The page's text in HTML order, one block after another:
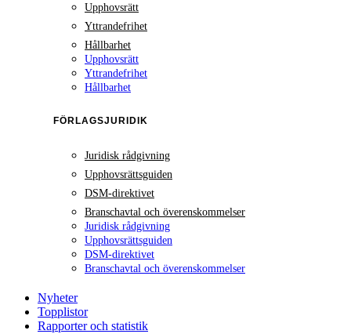
Upphovsrätt
Yttrandefrihet
Hållbarhet
Upphovsrätt
Yttrandefrihet
Hållbarhet
FÖRLAGSJURIDIK
Juridisk rådgivning
Upphovsrättsguiden
DSM-direktivet
Branschavtal och överenskommelser
Juridisk rådgivning
Upphovsrättsguiden
DSM-direktivet
Branschavtal och överenskommelser
Nyheter
Topplistor
Rapporter och statistik